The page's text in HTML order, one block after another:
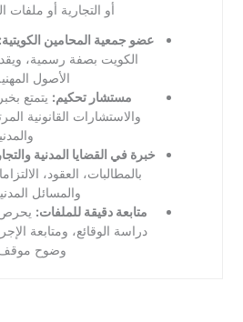
أو التجارية أو ملفات
عضو جمعية المحامين الكويتية:
الكويت بصفة رسمية،
الأصول
مستشار تحكيم: يتمتع
والاستشارات القانونية
خبرة في القضايا المدنية
بالمطالبات، العقود،
والمسائل
متابعة دقيقة للملفات: يحرص
دراسة الوقائع، ومتابعة
وضوح موقف